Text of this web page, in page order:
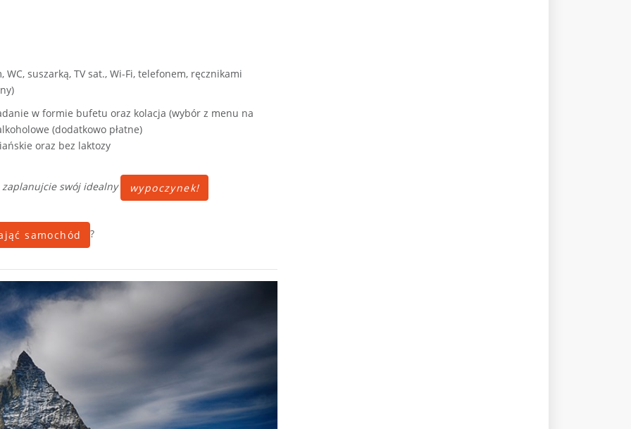
suszarką, TV sat., Wi-Fi, telefonem, ręcznikami
w formie bufetu oraz kolacja (wybór z menu na
(dodatkowo płatne)
oraz bez laktozy
swój idealny wypoczynek!
samochód ?